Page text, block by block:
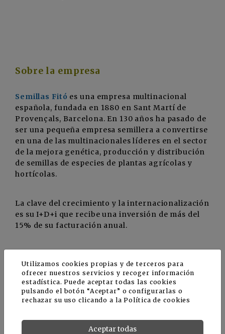
Sobre la empresa
Semillas Fitó es una empresa multinacional
española, fundada en 1880 en Sant Martí de
Provençals, Barcelona. En 130 años ha pasado de
ser una pequeña empresa semillera a convertirse
en una de las multinacionales líderes en el sector
de la mejora genética, producción y distribución
de semillas de especies de plantas agrícolas y
hortícolas.
La clave del crecimiento y la internacionalización
es su I+D+i que recibe una inversión de más del
15% de su facturación anual.
facturación corresponde a la exportación, con
ventas en más de 70 países.
filiales y presencia directa en otros 10 países.
Utilizamos cookies propias y de terceros para
ofrecer nuestros servicios y recoger información
estadística. Puede aceptar todas las cookies
pulsando el botón “Aceptar” o configurarlas o
rechazar su uso clicando a laPolítica de cookies
Aceptar todas